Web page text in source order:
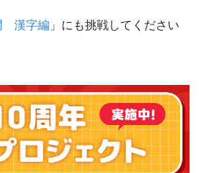
漢字編」にも挑戦してください